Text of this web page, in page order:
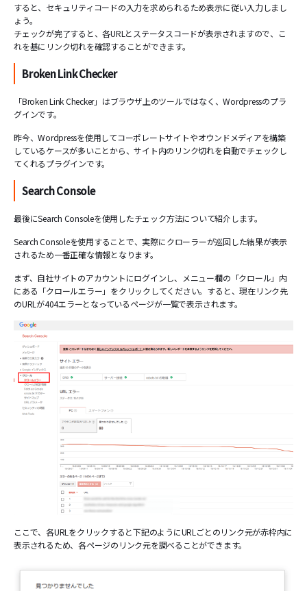
すると、セキュリティコードの入力を求められるため表示に従い入力しまし
ょう。
チェックが完了すると、各URLとステータスコードが表示されますので、こ
れを基にリンク切れを確認することができます。
Broken Link Checker
「Broken Link Checker」はブラウザ上のツールではなく、Wordpressのプラ
グインです。
昨今、Wordpressを使用してコーポレートサイトやオウンドメディアを構築
しているケースが多いことから、サイト内のリンク切れを自動でチェックし
てくれるプラグインです。
Search Console
最後にSearch Consoleを使用したチェック方法について紹介します。
Search Consoleを使用することで、実際にクローラーが巡回した結果が表示
されるため一番正確な情報となります。
まず、自社サイトのアカウントにログインし、メニュー欄の「クロール」内
にある「クロールエラー」をクリックしてください。すると、現在リンク先
のURLが404エラーとなっているページが一覧で表示されます。
ここで、各URLをクリックすると下記のようにURLごとのリンク元が赤枠内に
表示されるため、各ページのリンク元を調べることができます。